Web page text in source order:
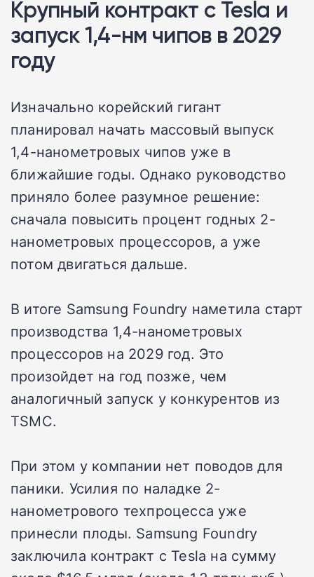
Крупный контракт с Tesla и
запуск 1,4-нм чипов в 2029
году
Изначально корейский гигант
планировал начать массовый выпуск
1,4-нанометровых чипов уже в
ближайшие годы. Однако руководство
приняло более разумное решение:
сначала повысить процент годных 2-
нанометровых процессоров, а уже
потом двигаться дальше.
В итоге Samsung Foundry наметила старт
производства 1,4-нанометровых
процессоров на 2029 год. Это
произойдет на год позже, чем
аналогичный запуск у конкурентов из
TSMC.
При этом у компании нет поводов для
паники. Усилия по наладке 2-
нанометрового техпроцесса уже
принесли плоды. Samsung Foundry
заключила контракт с Tesla на сумму